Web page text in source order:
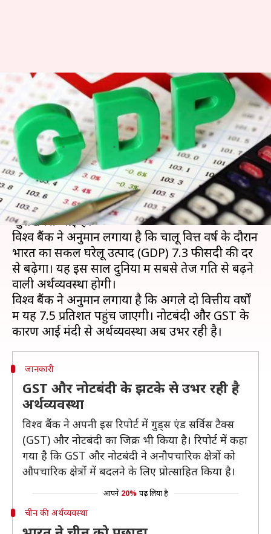
दुनिया की सबसे तेज वृद्धि वाली
अर्थव्यवस्था भारत, 7.3 प्रतिशत रहेगी
विकास दर- विश्व बैंक
लेखन प्रमोद कुमार Jan 09, 2019 11:58 am
क्या है खबर?
आमचुनाव से पहले केंद्र सरकार के लिए आर्थिक मोर्चे पर
खुशखबरी आई है।
विश्व बैंक ने अनुमान लगाया है कि चालू वित्त वर्ष के दौरान
भारत का सकल घरेलू उत्पाद (GDP) 7.3 फीसदी की दर
से बढ़ेगा। यह इस साल दुनिया में सबसे तेज गति से बढ़ने
वाली अर्थव्यवस्था होगी।
विश्व बैंक ने अनुमान लगाया है कि अगले दो वित्तीय वर्षों
में यह 7.5 प्रतिशत पहुंच जाएगी। नोटबंदी और GST के
जानकारी
GST और नोटबंदी के झटके से उभर रही है
अर्थव्यवस्था
विश्व बैंक ने अपनी इस रिपोर्ट में गुड्स एंड सर्विस टैक्स
(GST) और नोटबंदी का जिक्र भी किया है। रिपोर्ट में कहा
गया है कि GST और नोटबंदी ने अनौपचारिक क्षेत्रों को
औपचारिक क्षेत्रों में बदलने के लिए प्रोत्साहित किया है।
आपने 20% पढ़ लिया है
चीन की अर्थव्यवस्था